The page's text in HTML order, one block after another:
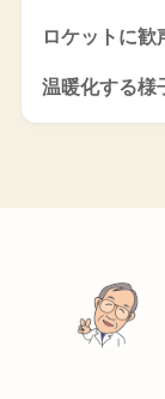
ロケットに
温暖化する様